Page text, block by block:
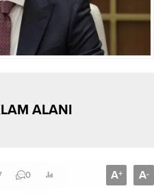
ALANI
0 A+ A-